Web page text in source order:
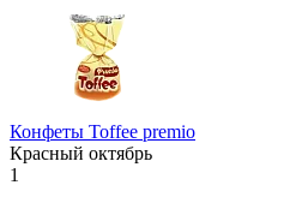
Конфеты Toffee premio
Красный октябрь
1